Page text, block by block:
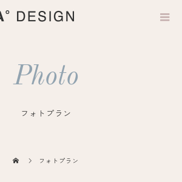
Photo
フォトプラン
フォトプラン